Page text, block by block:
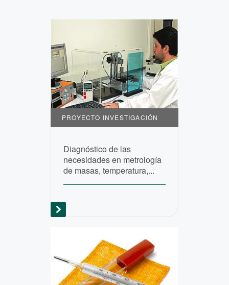
PROYECTO INVESTIGACIÓN
Diagnóstico de las
necesidades en metrología
de masas, temperatura,...